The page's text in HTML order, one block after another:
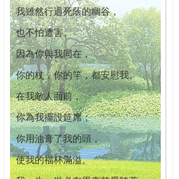
我雖然行過死蔭的幽谷，
也不怕遭害。
因為你與我同在，
你的杖，你的竿，都安慰我。
在我敵人面前，
你為我擺設筵席；
你用油膏了我的頭，
使我的福杯滿溢。